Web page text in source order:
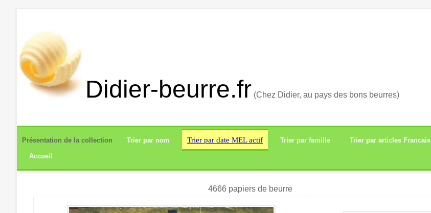
Didier-beurre.fr (Chez Didier, au pays des bons beurres)
Présentation de la collection Trier par nom Trier par date MEL actif Trier par famille Trier par articles Francais
Accueil
4666 papiers de beurre